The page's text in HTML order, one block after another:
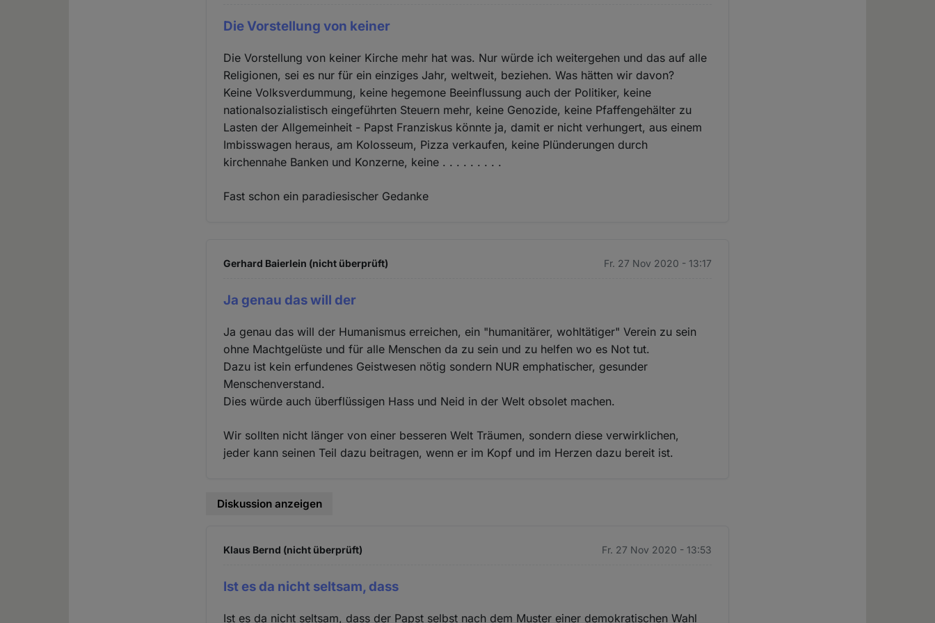
Die Vorstellung von keiner
Die Vorstellung von keiner Kirche mehr hat was. Nur würde ich weitergehen und das auf alle
Religionen, sei es nur für ein einziges Jahr, weltweit, beziehen. Was hätten wir davon?
Keine Volksverdummung, keine hegemone Beeinflussung auch der Politiker, keine
nationalsozialistisch eingeführten Steuern mehr, keine Genozide, keine Pfaffengehälter zu
Lasten der Allgemeinheit - Papst Franziskus könnte ja, damit er nicht verhungert, aus einem
Imbisswagen heraus, am Kolosseum, Pizza verkaufen, keine Plünderungen durch
kirchennahe Banken und Konzerne, keine . . . . . . . . .
Fast schon ein paradiesischer Gedanke
Gerhard Baierlein (nicht überprüft) Fr. 27 Nov 2020 - 13:17
Ja genau das will der
Ja genau das will der Humanismus erreichen, ein "humanitärer, wohltätiger" Verein zu sein
ohne Machtgelüste und für alle Menschen da zu sein und zu helfen wo es Not tut.
Dazu ist kein erfundenes Geistwesen nötig sondern NUR emphatischer, gesunder
Menschenverstand.
Dies würde auch überflüssigen Hass und Neid in der Welt obsolet machen.
Wir sollten nicht länger von einer besseren Welt Träumen, sondern diese verwirklichen,
jeder kann seinen Teil dazu beitragen, wenn er im Kopf und im Herzen dazu bereit ist.
Diskussion anzeigen
Klaus Bernd (nicht überprüft) Fr. 27 Nov 2020 - 13:53
Ist es da nicht seltsam, dass
Ist es da nicht seltsam, dass der Papst selbst nach dem Muster einer demokratischen Wahl